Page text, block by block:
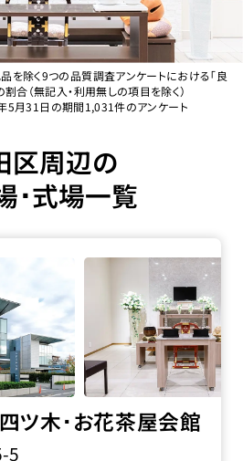
を除く9つの品質調査アンケートにおける「良
割合（無記入・利用無しの項目を除く）
月31日の期間1,031件のアンケート
区周辺の
･式場一覧
四ツ木･お花茶屋会館
5
の詳細へ